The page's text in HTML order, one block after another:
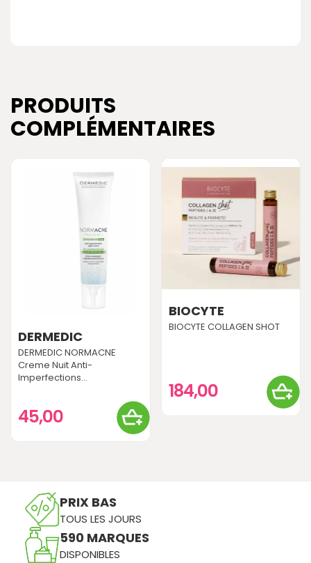
PRODUITS
COMPLÉMENTAIRES
DERMEDIC
DERMEDIC NORMACNE
Creme Nuit Anti-
Imperfections...
45,00
BIOCYTE
BIOCYTE COLLAGEN SHOT
184,00
PRIX BAS
TOUS LES JOURS
590 MARQUES
DISPONIBLES